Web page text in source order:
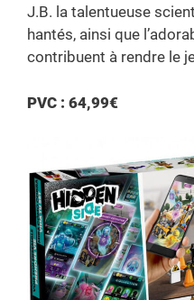
J.B. la talentueuse
hantés, ainsi que
contribuent à rendre le
PVC : 64,99€